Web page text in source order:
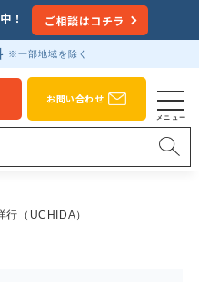
！ ご相談はコチラ
※一部地域を除く
お問い合わせ
行（UCHIDA）